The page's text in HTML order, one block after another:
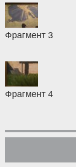
Фрагмент 3
Фрагмент 4